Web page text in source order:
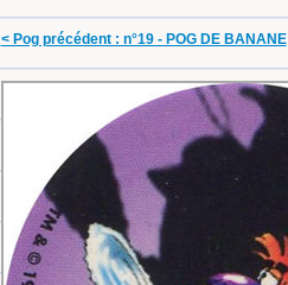
< Pog précédent : n°19 - POG DE BANANE